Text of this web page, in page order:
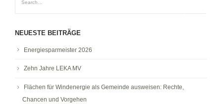
NEUESTE BEITRÄGE
Energiesparmeister 2026
Zehn Jahre LEKA MV
Flächen für Windenergie als Gemeinde ausweisen: Rechte,
Chancen und Vorgehen